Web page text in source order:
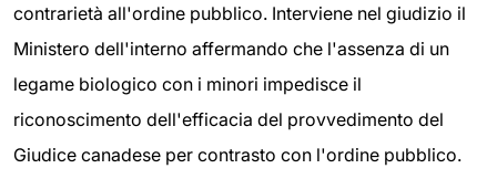
contrarietà all'ordine pubblico. Interviene nel giudizio il
Ministero dell'interno affermando che l'assenza di un
legame biologico con i minori impedisce il
riconoscimento dell'efficacia del provvedimento del
Giudice canadese per contrasto con l'ordine pubblico.